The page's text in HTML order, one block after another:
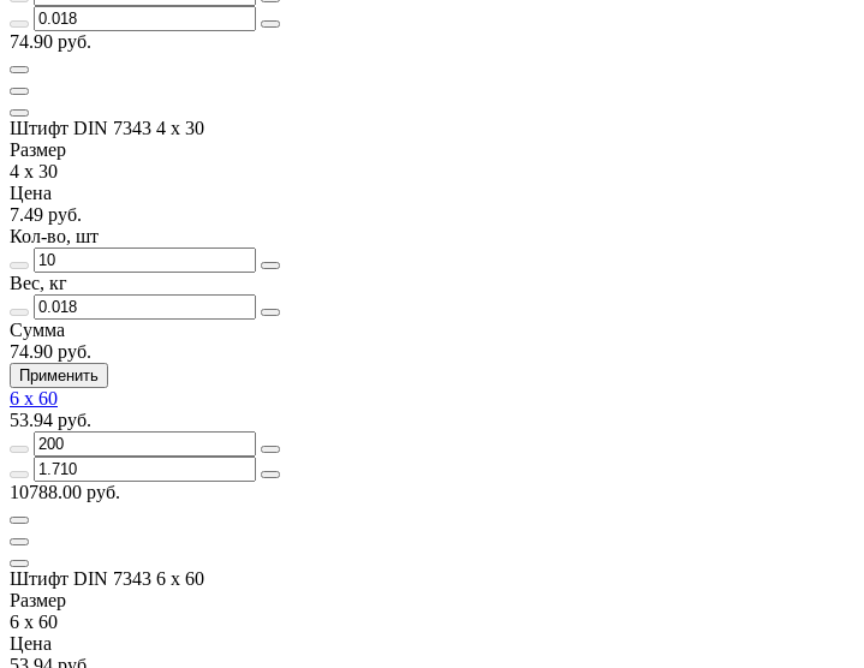
74.90 руб.
Штифт DIN 7343 4 х 30
Размер
4 х 30
Цена
7.49 руб.
Кол-во, шт
Вес, кг
Сумма
74.90 руб.
Применить
6 х 60
53.94 руб.
10788.00 руб.
Штифт DIN 7343 6 х 60
Размер
6 х 60
Цена